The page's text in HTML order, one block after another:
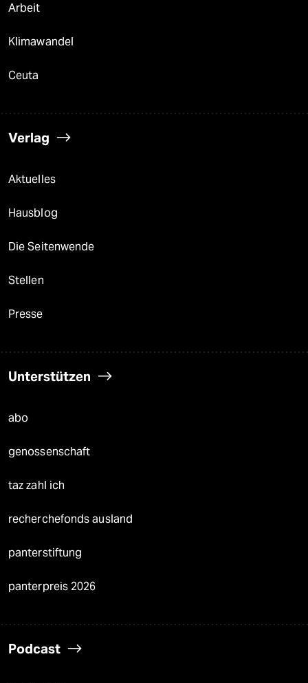
Arbeit
Klimawandel
Ceuta
Verlag
Aktuelles
Hausblog
Die Seitenwende
Stellen
Presse
Unterstützen
abo
genossenschaft
taz zahl ich
recherchefonds ausland
panterstiftung
panterpreis 2026
Podcast